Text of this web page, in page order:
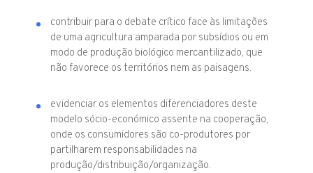
contribuir para o debate crítico face às limitações
de uma agricultura amparada por subsídios ou em
modo de produção biológico mercantilizado, que
não favorece os territórios nem as paisagens.
evidenciar os elementos diferenciadores deste
modelo sócio-económico assente na cooperação,
onde os consumidores são co-produtores por
partilharem responsabilidades na
produção/distribuição/organização.